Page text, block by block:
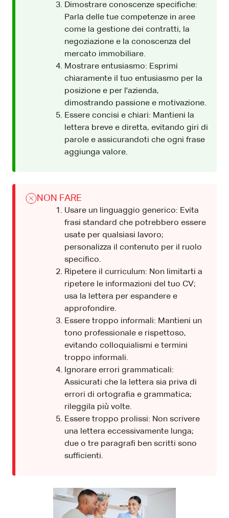
Dimostrare conoscenze specifiche:
Parla delle tue competenze in aree
come la gestione dei contratti, la
negoziazione e la conoscenza del
mercato immobiliare.
Mostrare entusiasmo: Esprimi
chiaramente il tuo entusiasmo per la
posizione e per l'azienda,
dimostrando passione e motivazione.
Essere concisi e chiari: Mantieni la
lettera breve e diretta, evitando giri di
parole e assicurandoti che ogni frase
aggiunga valore.
NON FARE
Usare un linguaggio generico: Evita
frasi standard che potrebbero essere
usate per qualsiasi lavoro;
personalizza il contenuto per il ruolo
specifico.
Ripetere il curriculum: Non limitarti a
ripetere le informazioni del tuo CV;
usa la lettera per espandere e
approfondire.
Essere troppo informali: Mantieni un
tono professionale e rispettoso,
evitando colloquialismi e termini
troppo informali.
Ignorare errori grammaticali:
Assicurati che la lettera sia priva di
errori di ortografia e grammatica;
rileggila più volte.
Essere troppo prolissi: Non scrivere
una lettera eccessivamente lunga;
due o tre paragrafi ben scritti sono
sufficienti.